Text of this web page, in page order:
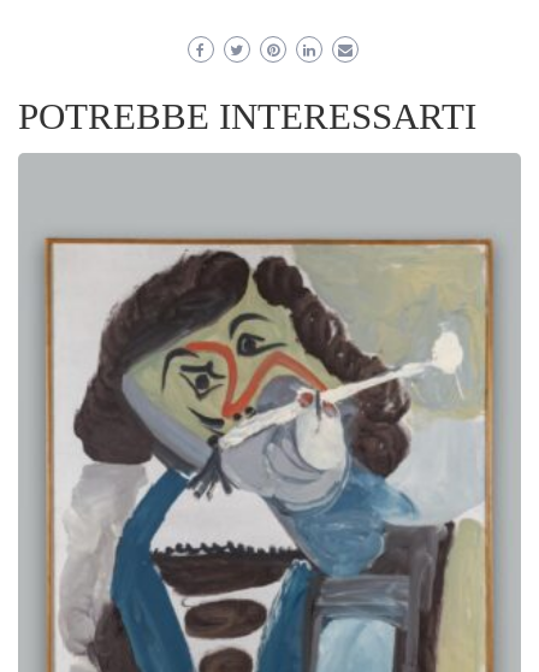
POTREBBE INTERESSARTI